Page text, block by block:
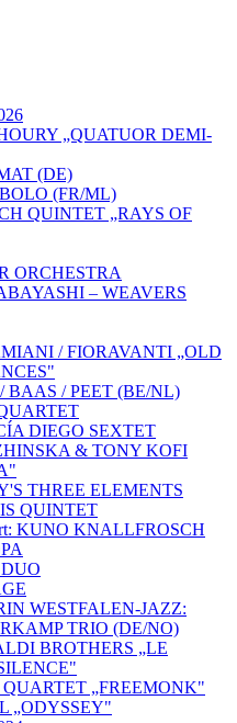
„QUATUOR DEMI-
(DE)
(FR/ML)
QUINTET „RAYS OF
ORCHESTRA
– WEAVERS
/ FIORAVANTI „OLD
BAAS / PEET (BE/NL)
DIEGO SEXTET
& TONY KOFI
THREE ELEMENTS
QUINTET
KUNO KNALLFROSCH
WESTFALEN-JAZZ:
TRIO (DE/NO)
BROTHERS „LE
„FREEMONK"
„ODYSSEY"